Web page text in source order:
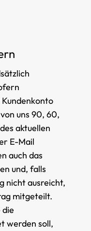
uns 90, 60,
aktuellen
E-Mail
auch das
und, falls
nicht ausreicht,
mitgeteilt.
die
werden soll,